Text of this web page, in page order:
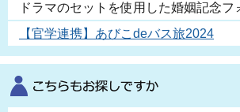
ドラマのセットを使用した婚姻記念フ
【官学連携】あびこdeバス旅2024